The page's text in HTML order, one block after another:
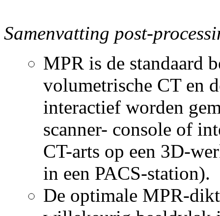
Samenvatting post-
MPR is de standaard
volumetrische CT en
interactief worden
scanner- console of
CT-arts op een 3D-
in een PACS-station).
De optimale MPR-